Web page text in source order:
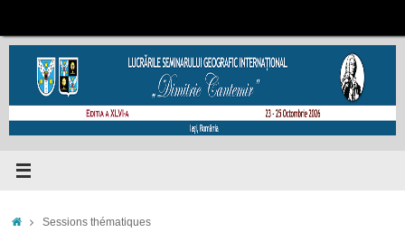
contenu
Accueil
Sessions thématiques